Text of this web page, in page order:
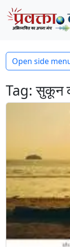
Skip to content
Skip to footer
Tag:सुकून
Open side